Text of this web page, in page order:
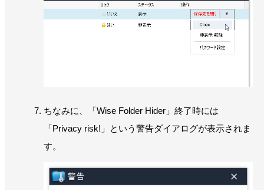
ちなみに、「Wise Folder Hider」終了時には
「Privacy risk!」という警告ダイアログが表示されま
す。